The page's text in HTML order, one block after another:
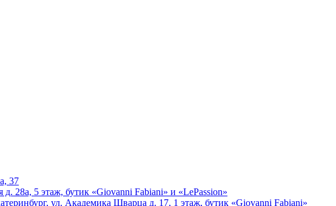
37
28а, 5 этаж, бутик «Giovanni Fabiani» и «LePassion»
ул. Академика Шварца д. 17, 1 этаж, бутик «Giovanni Fabiani»